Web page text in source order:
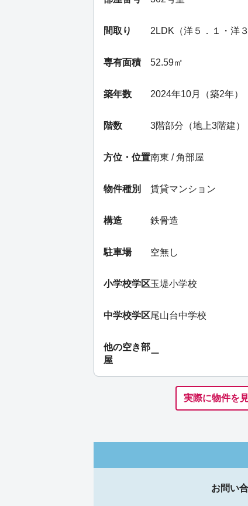
間取り 2LDK（洋５．１・洋
専有面積 52.59㎡
築年数 2024年10月（築2年）
階数 3階部分（地上3階建）
方位・位置南東 / 角部屋
物件種別 賃貸マンション
構造 鉄骨造
駐車場 空無し
小学校学区玉堤小学校
中学校学区尾山台中学校
他の空き部
屋
ー
実際に物件を
お問い